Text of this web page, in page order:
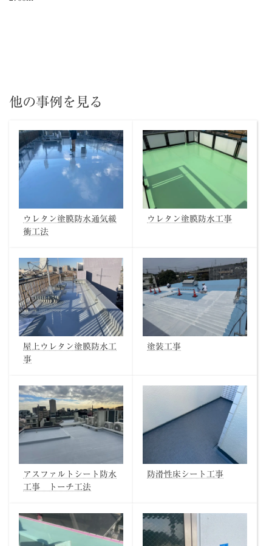
他の事例を見る
ウレタン塗膜防水通気緩
衝工法
ウレタン塗膜防水工事
屋上ウレタン塗膜防水工
事
塗装工事
アスファルトシート防水
工事 トーチ工法
防滑性床シート工事